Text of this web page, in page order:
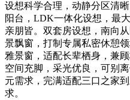
设想科学合理，动静分区清
阳台，LDK一体化设想，最
亲朋皆。双套房设想，南向
景飘窗，打制专属私密休憩
雅景窗，适配长辈栖身，兼
空间充脚，采光优良，可别
元需求，完满适配三口之家
求。